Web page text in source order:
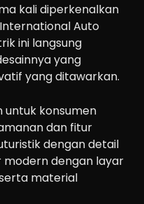
kali diperkenalkan
Auto
ini langsung
yang
yang ditawarkan.
untuk konsumen
dan fitur
dengan detail
modern dengan layar
material